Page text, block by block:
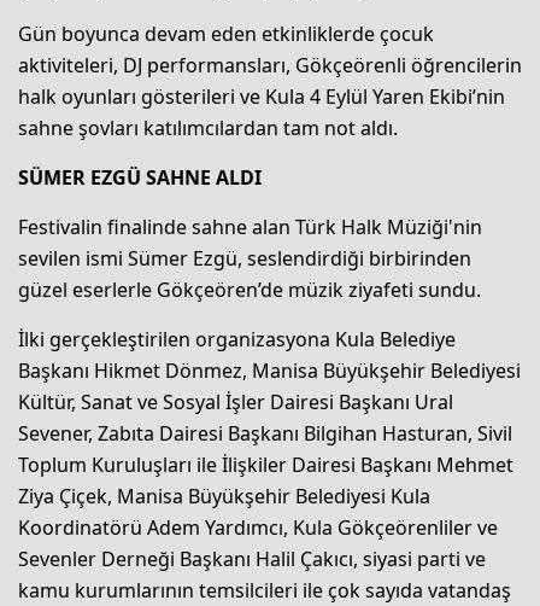
Gün boyunca devam eden etkinliklerde çocuk
aktiviteleri, DJ performansları, Gökçeörenli öğrencilerin
halk oyunları gösterileri ve Kula 4 Eylül Yaren Ekibi’nin
sahne şovları katılımcılardan tam not aldı.
SÜMER EZGÜ SAHNE ALDI
Festivalin finalinde sahne alan Türk Halk Müziği'nin
sevilen ismi Sümer Ezgü, seslendirdiği birbirinden
güzel eserlerle Gökçeören’de müzik ziyafeti sundu.
İlki gerçekleştirilen organizasyona Kula Belediye
Başkanı Hikmet Dönmez, Manisa Büyükşehir Belediyesi
Kültür, Sanat ve Sosyal İşler Dairesi Başkanı Ural
Sevener, Zabıta Dairesi Başkanı Bilgihan Hasturan, Sivil
Toplum Kuruluşları ile İlişkiler Dairesi Başkanı Mehmet
Ziya Çiçek, Manisa Büyükşehir Belediyesi Kula
Koordinatörü Adem Yardımcı, Kula Gökçeörenliler ve
Sevenler Derneği Başkanı Halil Çakıcı, siyasi parti ve
kamu kurumlarının temsilcileri ile çok sayıda vatandaş